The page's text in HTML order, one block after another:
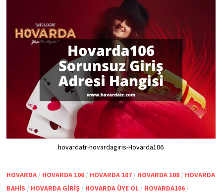
hovardatr-hovardagiris-Hovarda106
HOVARDA/ HOVARDA 106/ HOVARDA 107/ HOVARDA 108/ HOVARDA
BAHIS / HOVARDA GIRIŞ/ HOVARDA ÜYE OL/ HOVARDA106/